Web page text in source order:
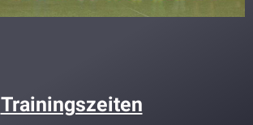
Trainingszeiten